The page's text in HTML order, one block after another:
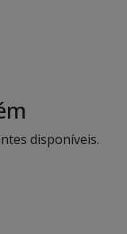
disponíveis.